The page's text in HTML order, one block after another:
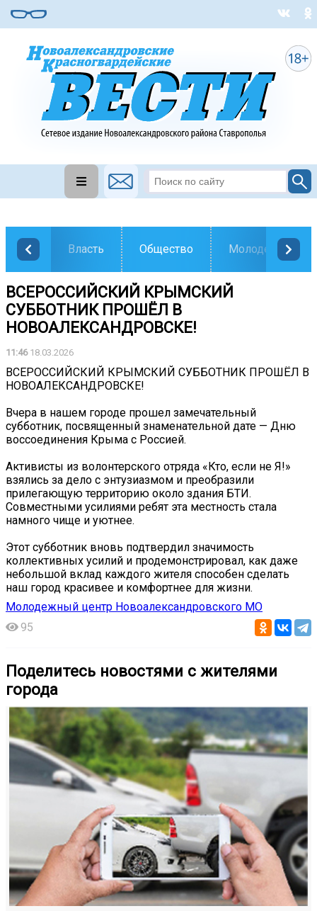
Власть Общество Молодежь
ВСЕРОССИЙСКИЙ КРЫМСКИЙ
СУББОТНИК ПРОШЁЛ В
НОВОАЛЕКСАНДРОВСКЕ!
11:4618.03.2026
ВСЕРОССИЙСКИЙ КРЫМСКИЙ СУББОТНИК ПРОШЁЛ В
НОВОАЛЕКСАНДРОВСКЕ!
Вчера в нашем городе прошел замечательный
субботник, посвященный знаменательной дате — Дню
воссоединения Крыма с Россией.
Активисты из волонтерского отряда «Кто, если не Я!»
взялись за дело с энтузиазмом и преобразили
прилегающую территорию около здания БТИ.
Совместными усилиями ребят эта местность стала
намного чище и уютнее.
Этот субботник вновь подтвердил значимость
коллективных усилий и продемонстрировал, как даже
небольшой вклад каждого жителя способен сделать
наш город красивее и комфортнее для жизни.
Молодежный центр Новоалександровского МО
95
Поделитесь новостями с жителями
города